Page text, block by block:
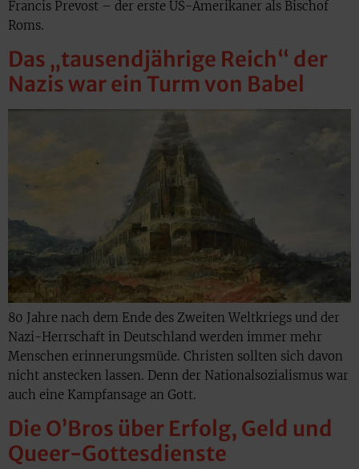
Francis Prevost – der erste US-Amerikaner als Bischof
Roms.
Das „tausendjährige Reich“ der
Nazis war ein Turm von Babel
80 Jahre nach dem Ende des Zweiten Weltkriegs und der
Nazi-Herrschaft in Deutschland werden immer mehr
Menschen erinnerungsmüde. Christen sollten sich davon
nicht anstecken lassen. Denn der Nationalsozialismus war
auch eine Kampfansage an Gott.
Die O’Bros über Erfolg, Geld und
Queer-Gottesdienste